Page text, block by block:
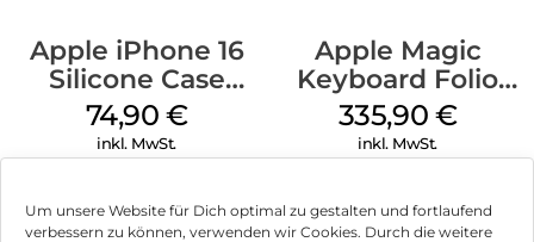
Um unsere Website für Dich optimal zu gestalten und fortlaufend
verbessern zu können, verwenden wir Cookies. Durch die weitere
Apple iPhone 16
Silicone Case
MagSafe Lake
Green
74,90 €
inkl. MwSt.
Apple Magic
Keyboard Folio
iPad 10.9″ (10.Gen.)
Weiß
335,90 €
inkl. MwSt.